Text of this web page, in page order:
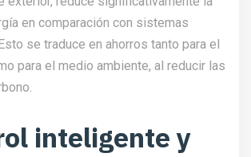
en comparación con sistemas
se traduce en ahorros tanto para el
para el medio ambiente, al reducir las
inteligente y